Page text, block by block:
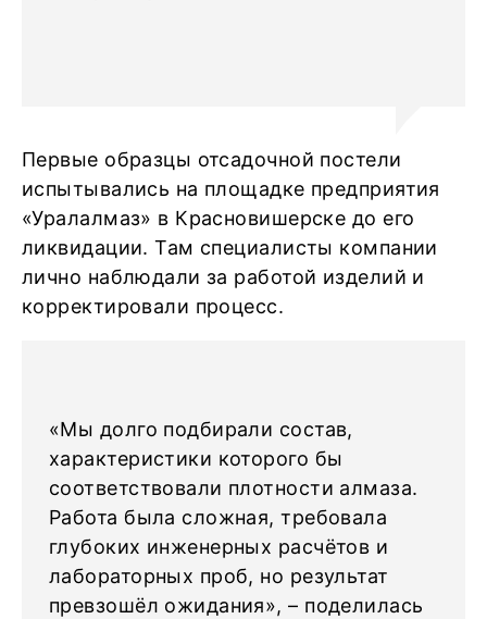
Первые образцы отсадочной постели
испытывались на площадке предприятия
«Уралалмаз» в Красновишерске до его
ликвидации. Там специалисты компании
лично наблюдали за работой изделий и
корректировали процесс.
«Мы долго подбирали состав,
характеристики которого бы
соответствовали плотности алмаза.
Работа была сложная, требовала
глубоких инженерных расчётов и
лабораторных проб, но результат
превзошёл ожидания», – поделилась